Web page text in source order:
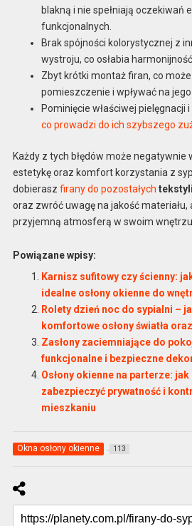
blakną i nie spełniają oczekiwań
funkcjonalnych.
Brak spójności kolorystycznej z
wystroju, co osłabia
Zbyt krótki montaż firan, co
pomieszczenie i wpływać na
Pominięcie właściwej pielęgnacji i
co prowadzi do ich szybszego
Każdy z tych błędów może negatywnie
estetykę oraz komfort korzystania z
dobierasz firany do pozostałych
oraz zwróć uwagę na jakość materiału,
przyjemną atmosferą w swoim wnętrzu.
Powiązane wpisy:
Karnisz sufitowy czy ścienny:
idealne osłony okienne do
Rolety dzień noc do sypialni –
komfortowe osłony światła
Zasłony zaciemniające do
funkcjonalne i bezpieczne
Osłony okienne na parterze:
zabezpieczyć prywatność i
mieszkaniu
Okna osłony okienne 113